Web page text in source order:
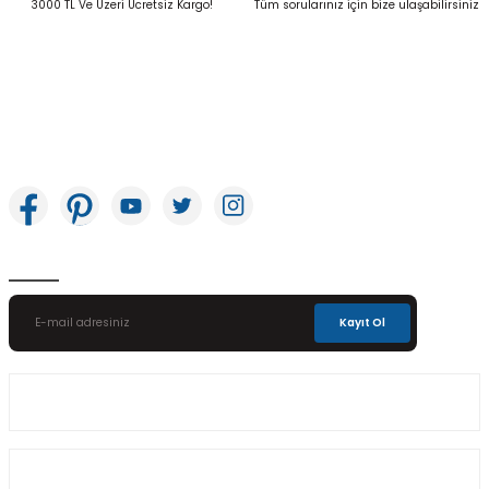
3000 TL Ve Üzeri Ücretsiz Kargo! Tüm sorularınız için bize ulaşabilirsiniz
Kayıt Ol